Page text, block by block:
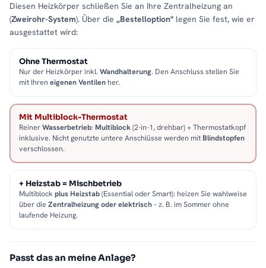
Diesen Heizkörper schließen Sie an Ihre Zentralheizung an
(Zweirohr-System). Über die „Bestelloption" legen Sie fest, wie er
ausgestattet wird:
Ohne Thermostat
Nur der Heizkörper inkl. Wandhalterung. Den Anschluss stellen Sie
mit Ihren eigenen Ventilen her.
Mit Multiblock-Thermostat
ReinerWasserbetrieb: Multiblock(2-in-1, drehbar) + Thermostatkopf
inklusive. Nicht genutzte untere Anschlüsse werden mitBlindstopfen
verschlossen.
+ Heizstab = Mischbetrieb
Multiblock plus Heizstab(Essential oder Smart): heizen Sie wahlweise
über die Zentralheizung oder elektrisch– z. B. im Sommer ohne
laufende Heizung.
Passt das an meine Anlage?